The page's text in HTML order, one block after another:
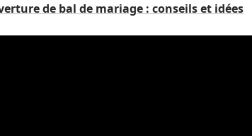
de bal de mariage : conseils et idées